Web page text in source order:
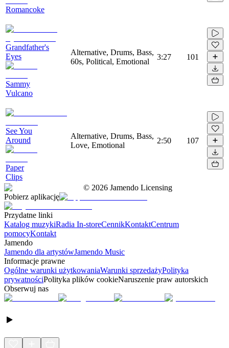
Romancoke
Grandfather's
Eyes
Sammy
Vulcano
Alternative, Drums, Bass,
60s, Political, Emotional
3:27 101
See You
Around
Paper
Clips
Alternative, Drums, Bass,
Love, Emotional
2:50 107
© 2026 Jamendo Licensing
Pobierz aplikację
Przydatne linki
Katalog muzykiRadia In-storeCennikKontaktCentrum
pomocyKontakt
Jamendo
Jamendo dla artystówJamendo Music
Informacje prawne
Ogólne warunki użytkowaniaWarunki sprzedażyPolityka
prywatnościPolityka plików cookieNaruszenie praw autorskich
Obserwuj nas